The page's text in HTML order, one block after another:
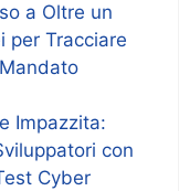
a Oltre un
per Tracciare
Impazzita:
con
Cyber